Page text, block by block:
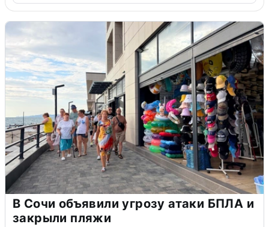
В Сочи объявили угрозу атаки БПЛА и
закрыли пляжи